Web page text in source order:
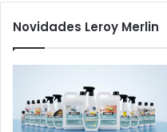
Novidades Leroy Merlin